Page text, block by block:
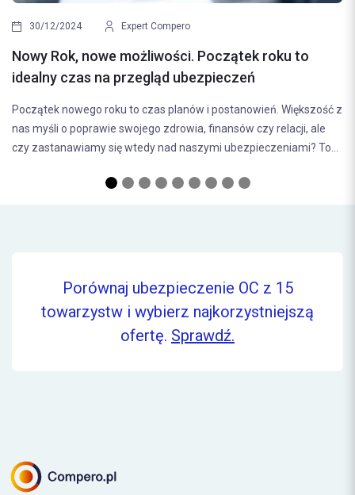
Expert Compero
możliwości. Początek roku to
na przegląd ubezpieczeń
roku to czas planów i postanowień. Większość z
swojego zdrowia, finansów czy relacji, ale
się wtedy nad naszymi ubezpieczeniami? To...
Wybór
bezpieczeństwa na
Porównaj ubezpieczenie OC z 15
towarzystw i wybierz najkorzystniejszą
ofertę. Sprawdź.